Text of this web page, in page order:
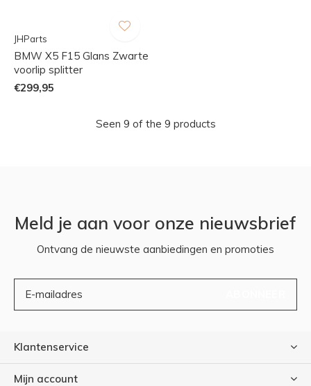
JHParts
BMW X5 F15 Glans Zwarte
voorlip splitter
€299,95
Seen 9 of the 9 products
Meld je aan voor onze nieuwsbrief
Ontvang de nieuwste aanbiedingen en promoties
Klantenservice
Mijn account